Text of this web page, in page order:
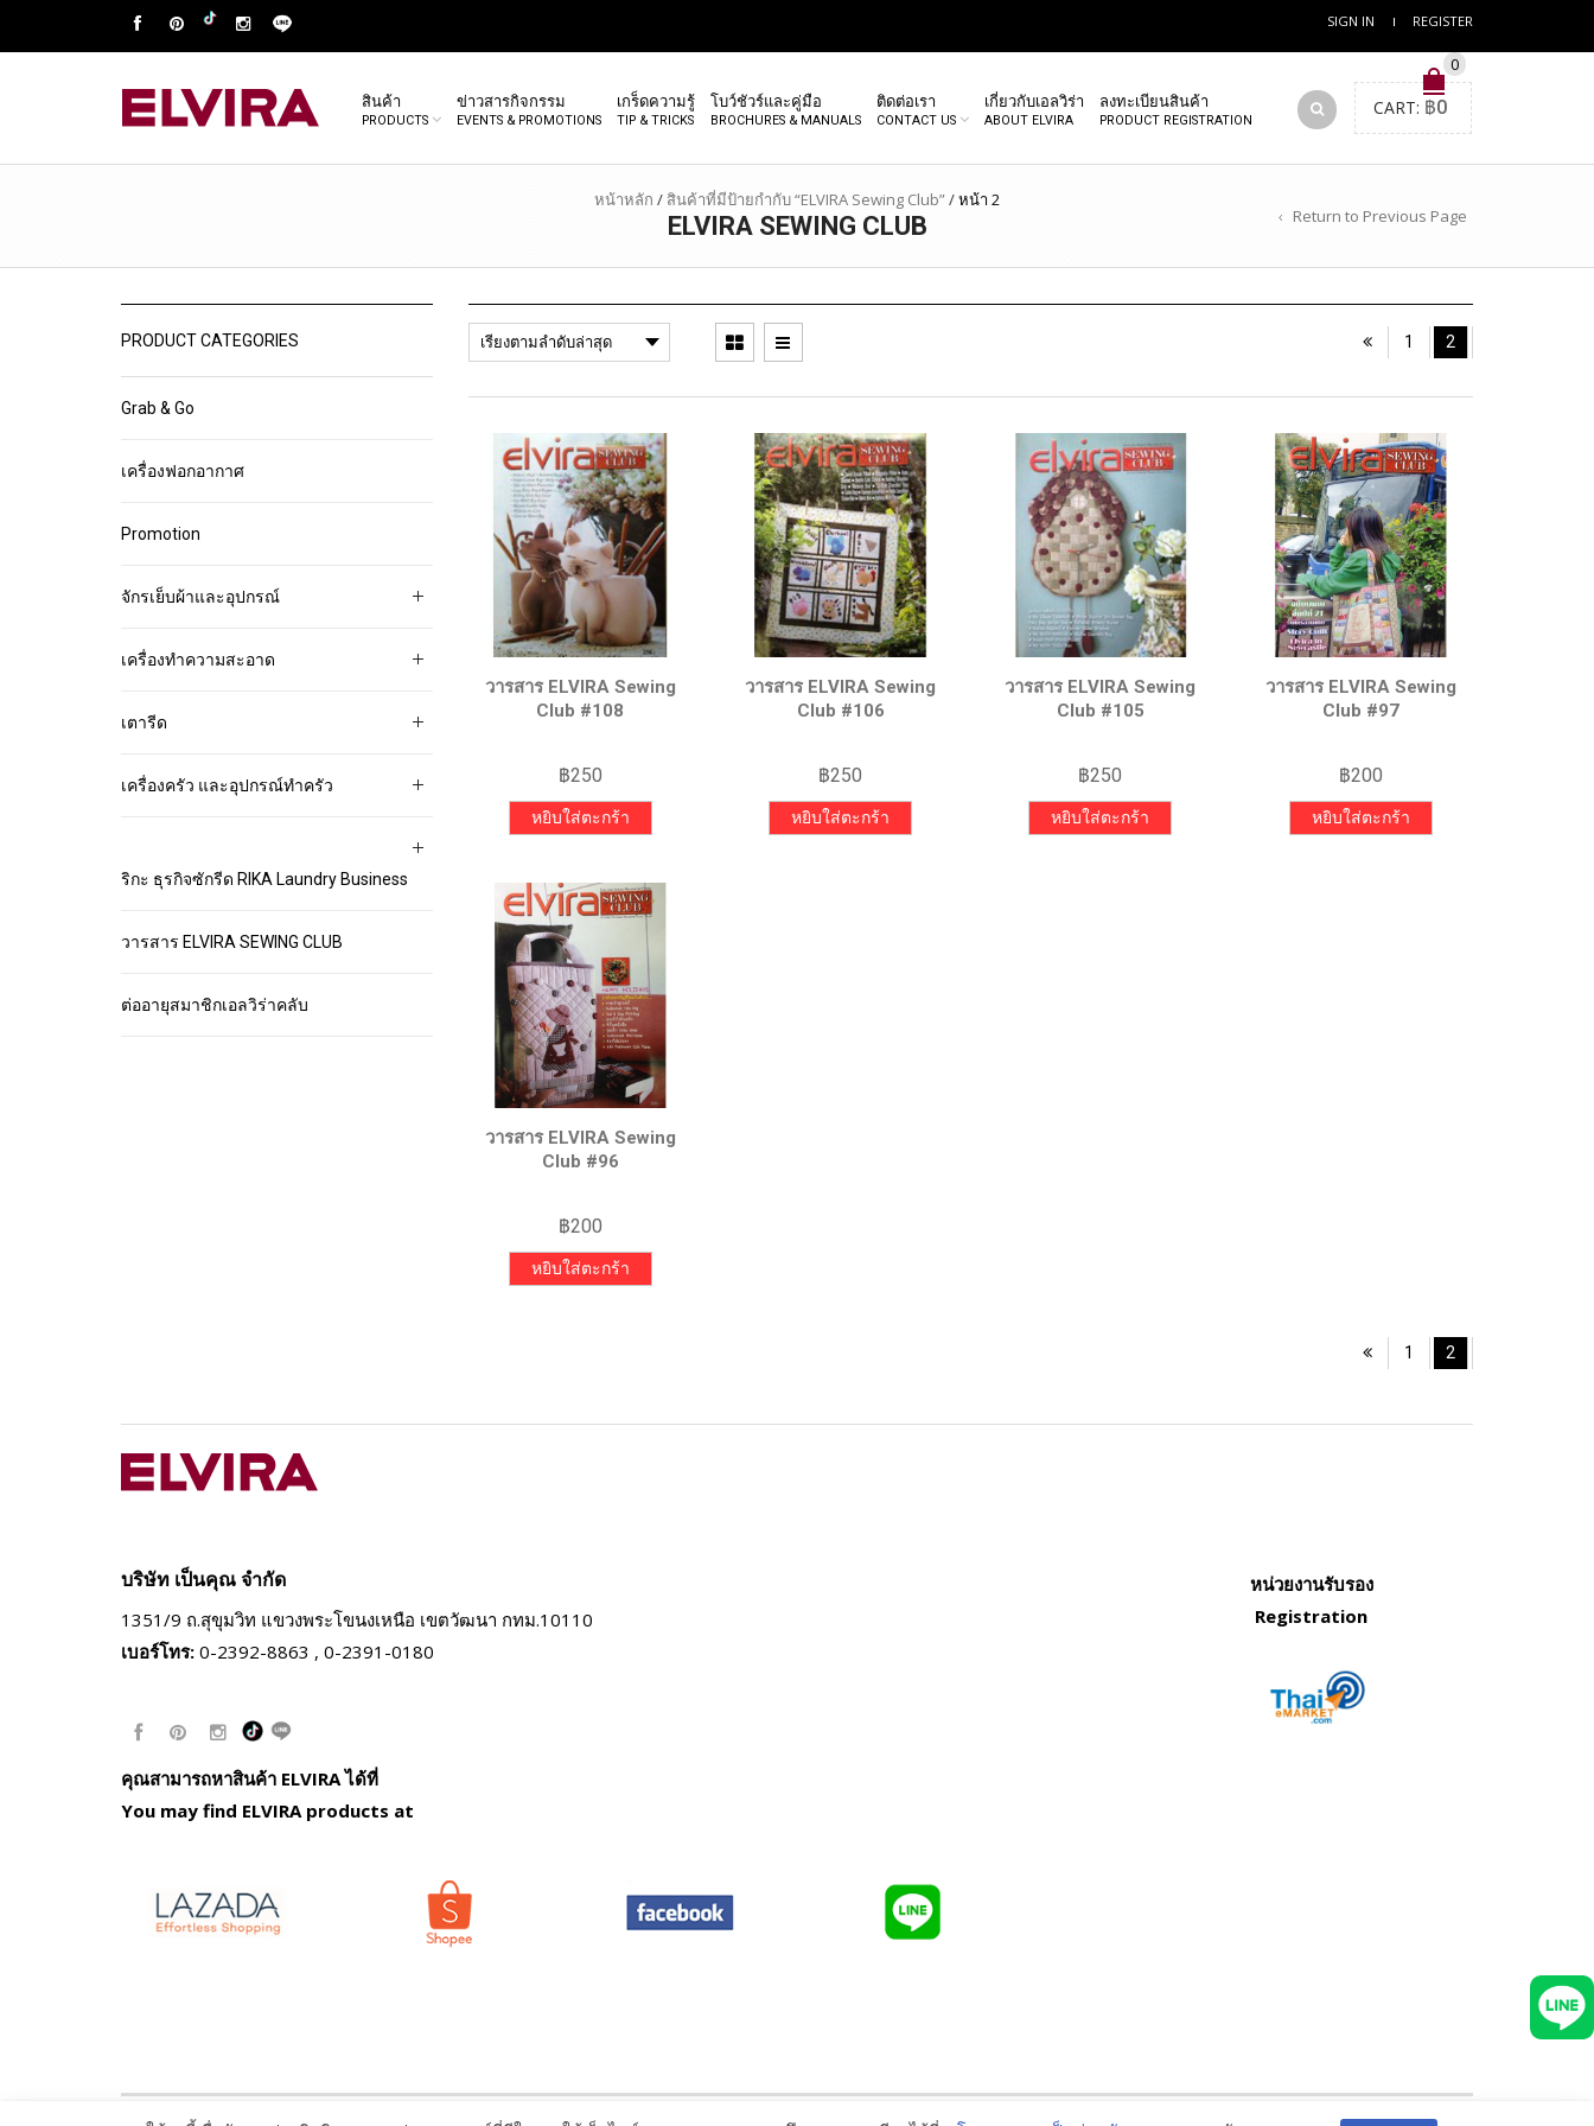
SIGN IN REGISTER
สินค้า
PRODUCTS
ข่าวสารกิจกรรม
EVENTS & PROMOTIONS
เกร็ดความรู้
TIP & TRICKS
โบว์ชัวร์และคู่มือ
BROCHURES & MANUALS
ติดต่อเรา
CONTACT US
เกี่ยวกับเอลวิร่า
ABOUT ELVIRA
ลงทะเบียนสินค้า
PRODUCT REGISTRATION
0
CART: ฿0
หน้าหลัก / สินค้าที่มีป้ายกำกับ “ELVIRA Sewing Club”/หน้า 2
ELVIRA SEWING CLUB Return to Previous Page
1 2
วารสาร ELVIRA Sewing
Club #108
฿250
หยิบใส่ตะกร้า
วารสาร ELVIRA Sewing
Club #106
฿250
หยิบใส่ตะกร้า
วารสาร ELVIRA Sewing
Club #105
฿250
หยิบใส่ตะกร้า
วารสาร ELVIRA Sewing
Club #97
฿200
หยิบใส่ตะกร้า
วารสาร ELVIRA Sewing
Club #96
฿200
หยิบใส่ตะกร้า
1 2
PRODUCT CATEGORIES
Grab & Go
เครื่องฟอกอากาศ
Promotion
จักรเย็บผ้าและอุปกรณ์
เครื่องทำความสะอาด
เตารีด
เครื่องครัว และอุปกรณ์ทำครัว
ริกะ ธุรกิจซักรีด RIKA Laundry Business
วารสาร ELVIRA SEWING CLUB
ต่ออายุสมาชิกเอลวิร่าคลับ
บริษัท เป็นคุณ จำกัด
1351/9 ถ.สุขุมวิท แขวงพระโขนงเหนือ เขตวัฒนา กทม.10110
เบอร์โทร: 0-2392-8863 , 0-2391-0180
หน่วยงานรับรอง
Registration
คุณสามารถหาสินค้า ELVIRA ได้ที่
You may find ELVIRA products at